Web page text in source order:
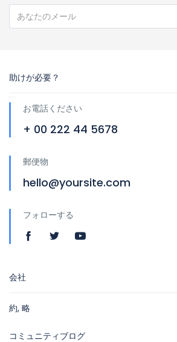
助けが必要？
お電話ください
+ 00 222 44 5678
郵便物
hello@yoursite.com
フォローする
会社
約, 略
コミュニティブログ